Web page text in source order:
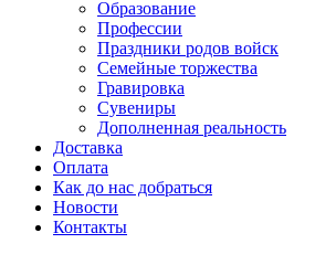
Образование
Профессии
Праздники родов войск
Семейные торжества
Гравировка
Сувениры
Дополненная реальность
Доставка
Оплата
Как до нас добраться
Новости
Контакты